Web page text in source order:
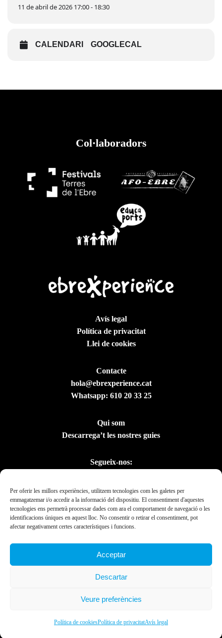
Per oferir les millors experiències, utilitzem tecnologies com les galetes per
emmagatzemar i/o accedir a la informació del dispositiu. El consentiment d'aquestes
tecnologies ens permetrà processar dades com ara el comportament de navegació o les
identificacions úniques en aquest lloc. No consentir o retirar el consentiment, pot
afectar negativament certes característiques i funcions.
Acceptar
Descartar
Veure preferències
Política de cookiesPolítica de privacitatAvís legal
11 de abril de 2026 17:00 - 18:30
CALENDARI GOOGLECAL
Col·laboradors
Avís legal
Política de privacitat
Llei de cookies
Contacte
hola@ebrexperience.cat
Whatsapp: 610 20 33 25
Qui som
Descarrega’t les nostres guies
Segueix-nos:
Ebrexperience © 2019. All rights reserved 2023.
Presidència